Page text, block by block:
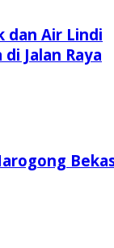
dan Air Lindi
Jalan Raya